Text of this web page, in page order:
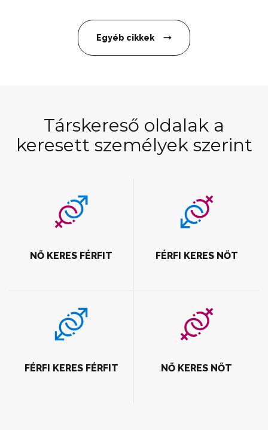
Egyéb cikkek
Társkereső oldalak a
keresett személyek szerint
NŐ KERES FÉRFIT FÉRFI KERES NŐT
FÉRFI KERES FÉRFIT NŐ KERES NŐT